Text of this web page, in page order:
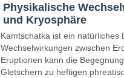
Physikalische
und Kryosphäre
Kamtschatka ist ein
Wechselwirkungen zwischen
Eruptionen kann die
Gletschern zu heftigen